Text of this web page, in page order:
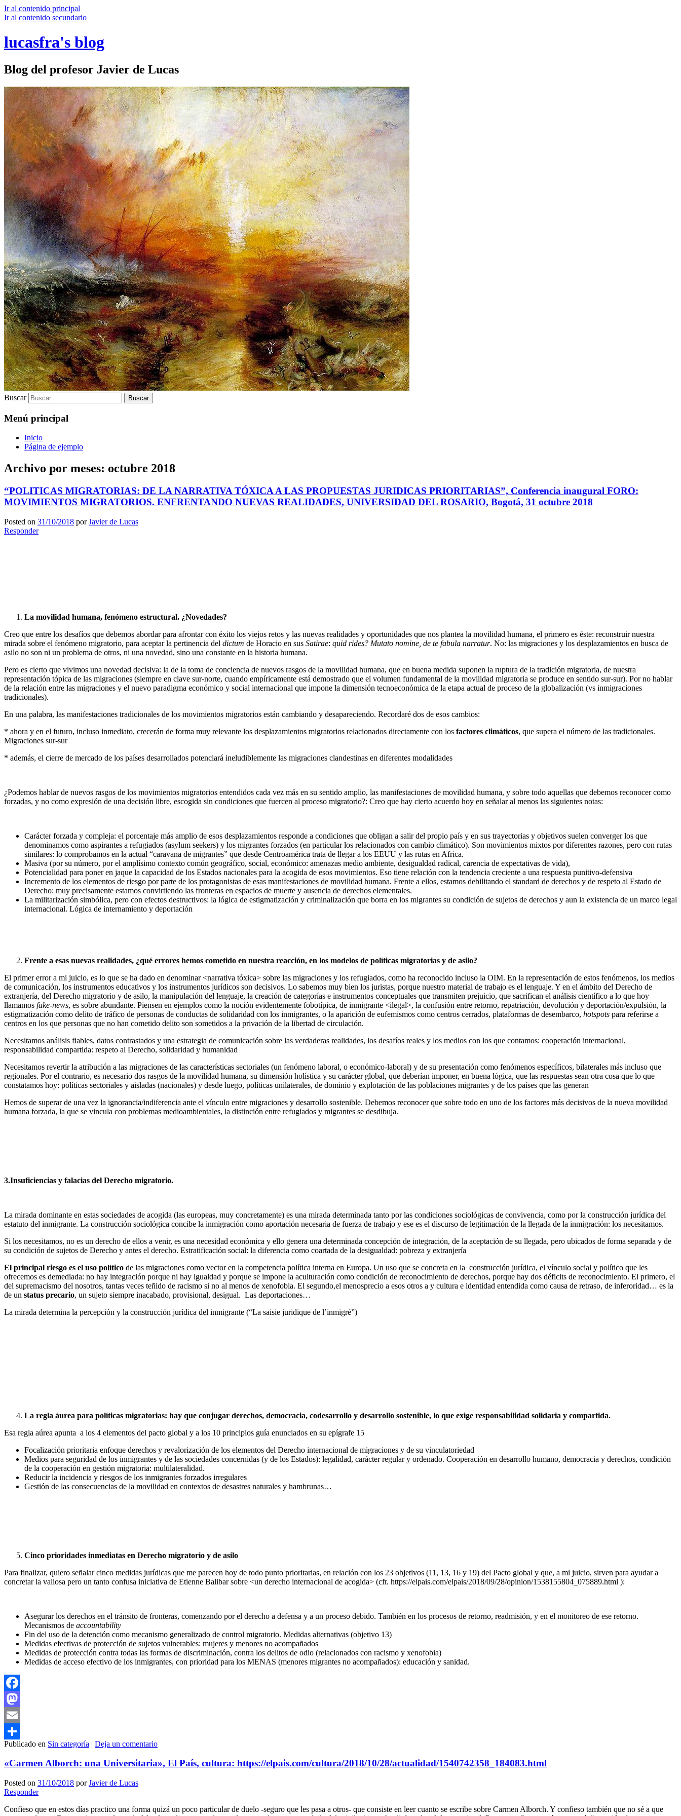
Ir al contenido principal
Ir al contenido secundario
lucasfra's blog
Blog del profesor Javier de Lucas
Buscar
Menú principal
Inicio
Página de ejemplo
Archivo por meses: octubre 2018
“POLITICAS MIGRATORIAS: DE LA NARRATIVA TÓXICA A LAS PROPUESTAS JURIDICAS PRIORITARIAS”, Conferencia inaugural FORO:
MOVIMIENTOS MIGRATORIOS. ENFRENTANDO NUEVAS REALIDADES, UNIVERSIDAD DEL ROSARIO, Bogotá, 31 octubre 2018
Posted on 31/10/2018 porJavier de Lucas
Responder
La movilidad humana, fenómeno estructural. ¿Novedades?
Creo que entre los desafíos que debemos abordar para afrontar con éxito los viejos retos y las nuevas realidades y oportunidades que nos plantea la movilidad humana, el primero es éste: reconstruir nuestra
mirada sobre el fenómeno migratorio, para aceptar la pertinencia del dictum de Horacio en sus Satirae: quid rides? Mutato nomine, de te fabula narratur. No: las migraciones y los desplazamientos en busca de
asilo no son ni un problema de otros, ni una novedad, sino una constante en la historia humana.
Pero es cierto que vivimos una novedad decisiva: la de la toma de conciencia de nuevos rasgos de la movilidad humana, que en buena medida suponen la ruptura de la tradición migratoria, de nuestra
representación tópica de las migraciones (siempre en clave sur-norte, cuando empíricamente está demostrado que el volumen fundamental de la movilidad migratoria se produce en sentido sur-sur). Por no hablar
de la relación entre las migraciones y el nuevo paradigma económico y social internacional que impone la dimensión tecnoeconómica de la etapa actual de proceso de la globalización (vs inmigraciones
tradicionales).
En una palabra, las manifestaciones tradicionales de los movimientos migratorios están cambiando y desapareciendo. Recordaré dos de esos cambios:
* ahora y en el futuro, incluso inmediato, crecerán de forma muy relevante los desplazamientos migratorios relacionados directamente con los factores climáticos, que supera el número de las tradicionales.
Migraciones sur-sur
* además, el cierre de mercado de los países desarrollados potenciará ineludiblemente las migraciones clandestinas en diferentes modalidades
¿Podemos hablar de nuevos rasgos de los movimientos migratorios entendidos cada vez más en su sentido amplio, las manifestaciones de movilidad humana, y sobre todo aquellas que debemos reconocer como
forzadas, y no como expresión de una decisión libre, escogida sin condiciones que fuercen al proceso migratorio?: Creo que hay cierto acuerdo hoy en señalar al menos las siguientes notas:
Carácter forzada y compleja: el porcentaje más amplio de esos desplazamientos responde a condiciones que obligan a salir del propio país y en sus trayectorias y objetivos suelen converger los que
denominamos como aspirantes a refugiados (asylum seekers) y los migrantes forzados (en particular los relacionados con cambio climático). Son movimientos mixtos por diferentes razones, pero con rutas
similares: lo comprobamos en la actual “caravana de migrantes” que desde Centroamérica trata de llegar a los EEUU y las rutas en Africa.
Masiva (por su número, por el amplísimo contexto común geográfico, social, económico: amenazas medio ambiente, desigualdad radical, carencia de expectativas de vida),
Potencialidad para poner en jaque la capacidad de los Estados nacionales para la acogida de esos movimientos. Eso tiene relación con la tendencia creciente a una respuesta punitivo-defensiva
Incremento de los elementos de riesgo por parte de los protagonistas de esas manifestaciones de movilidad humana. Frente a ellos, estamos debilitando el standard de derechos y de respeto al Estado de
Derecho: muy precisamente estamos convirtiendo las fronteras en espacios de muerte y ausencia de derechos elementales.
La militarización simbólica, pero con efectos destructivos: la lógica de estigmatización y criminalización que borra en los migrantes su condición de sujetos de derechos y aun la existencia de un marco legal
internacional. Lógica de internamiento y deportación
Frente a esas nuevas realidades, ¿qué errores hemos cometido en nuestra reacción, en los modelos de políticas migratorias y de asilo?
El primer error a mi juicio, es lo que se ha dado en denominar <narrativa tóxica> sobre las migraciones y los refugiados, como ha reconocido incluso la OIM. En la representación de estos fenómenos, los medios
de comunicación, los instrumentos educativos y los instrumentos jurídicos son decisivos. Lo sabemos muy bien los juristas, porque nuestro material de trabajo es el lenguaje. Y en el ámbito del Derecho de
extranjería, del Derecho migratorio y de asilo, la manipulación del lenguaje, la creación de categorías e instrumentos conceptuales que transmiten prejuicio, que sacrifican el análisis científico a lo que hoy
llamamos fake-news, es sobre abundante. Piensen en ejemplos como la noción evidentemente fobotípica, de inmigrante <ilegal>, la confusión entre retorno, repatriación, devolución y deportación/expulsión, la
estigmatización como delito de tráfico de personas de conductas de solidaridad con los inmigrantes, o la aparición de eufemismos como centros cerrados, plataformas de desembarco, hotspots para referirse a
centros en los que personas que no han cometido delito son sometidos a la privación de la libertad de circulación.
Necesitamos análisis fiables, datos contrastados y una estrategia de comunicación sobre las verdaderas realidades, los desafíos reales y los medios con los que contamos: cooperación internacional,
responsabilidad compartida: respeto al Derecho, solidaridad y humanidad
Necesitamos revertir la atribución a las migraciones de las características sectoriales (un fenómeno laboral, o económico-laboral) y de su presentación como fenómenos específicos, bilaterales más incluso que
regionales. Por el contrario, es necesario dos rasgos de la movilidad humana, su dimensión holística y su carácter global, que deberían imponer, en buena lógica, que las respuestas sean otra cosa que lo que
constatamos hoy: políticas sectoriales y aisladas (nacionales) y desde luego, políticas unilaterales, de dominio y explotación de las poblaciones migrantes y de los países que las generan
Hemos de superar de una vez la ignorancia/indiferencia ante el vínculo entre migraciones y desarrollo sostenible. Debemos reconocer que sobre todo en uno de los factores más decisivos de la nueva movilidad
humana forzada, la que se vincula con problemas medioambientales, la distinción entre refugiados y migrantes se desdibuja.
3.Insuficiencias y falacias del Derecho migratorio.
La mirada dominante en estas sociedades de acogida (las europeas, muy concretamente) es una mirada determinada tanto por las condiciones sociológicas de convivencia, como por la construcción jurídica del
estatuto del inmigrante. La construcción sociológica concibe la inmigración como aportación necesaria de fuerza de trabajo y ese es el discurso de legitimación de la llegada de la inmigración: los necesitamos.
Si los necesitamos, no es un derecho de ellos a venir, es una necesidad económica y ello genera una determinada concepción de integración, de la aceptación de su llegada, pero ubicados de forma separada y de
su condición de sujetos de Derecho y antes el derecho. Estratificación social: la diferencia como coartada de la desigualdad: pobreza y extranjería
El principal riesgo es el uso político de las migraciones como vector en la competencia política interna en Europa. Un uso que se concreta en la construcción jurídica, el vínculo social y político que les
ofrecemos es demediada: no hay integración porque ni hay igualdad y porque se impone la aculturación como condición de reconocimiento de derechos, porque hay dos déficits de reconocimiento. El primero, el
del supremacismo del nosotros, tantas veces teñido de racismo si no al menos de xenofobia. El segundo,el menosprecio a esos otros a y cultura e identidad entendida como causa de retraso, de inferoridad… es la
de un status precario, un sujeto siempre inacabado, provisional, desigual. Las deportaciones…
La mirada determina la percepción y la construcción jurídica del inmigrante (“La saisie juridique de l’inmigré”)
La regla áurea para políticas migratorias: hay que conjugar derechos, democracia, codesarrollo y desarrollo sostenible, lo que exige responsabilidad solidaria y compartida.
Esa regla aúrea apunta a los 4 elementos del pacto global y a los 10 principios guía enunciados en su epígrafe 15
Focalización prioritaria enfoque derechos y revalorización de los elementos del Derecho internacional de migraciones y de su vinculatoriedad
Medios para seguridad de los inmigrantes y de las sociedades concernidas (y de los Estados): legalidad, carácter regular y ordenado. Cooperación en desarrollo humano, democracia y derechos, condición
de la cooperación en gestión migratoria: multilateralidad.
Reducir la incidencia y riesgos de los inmigrantes forzados irregulares
Gestión de las consecuencias de la movilidad en contextos de desastres naturales y hambrunas…
Cinco prioridades inmediatas en Derecho migratorio y de asilo
Para finalizar, quiero señalar cinco medidas jurídicas que me parecen hoy de todo punto prioritarias, en relación con los 23 objetivos (11, 13, 16 y 19) del Pacto global y que, a mi juicio, sirven para ayudar a
concretar la valiosa pero un tanto confusa iniciativa de Etienne Balibar sobre <un derecho internacional de acogida> (cfr. https://elpais.com/elpais/2018/09/28/opinion/1538155804_075889.html ):
Asegurar los derechos en el tránsito de fronteras, comenzando por el derecho a defensa y a un proceso debido. También en los procesos de retorno, readmisión, y en el monitoreo de ese retorno.
Mecanismos de accountability
Fin del uso de la detención como mecanismo generalizado de control migratorio. Medidas alternativas (objetivo 13)
Medidas efectivas de protección de sujetos vulnerables: mujeres y menores no acompañados
Medidas de protección contra todas las formas de discriminación, contra los delitos de odio (relacionados con racismo y xenofobia)
Medidas de acceso efectivo de los inmigrantes, con prioridad para los MENAS (menores migrantes no acompañados): educación y sanidad.
Facebook
Mastodon
Email
Compartir
Publicado en Sin categoría | Deja un comentario
«Carmen Alborch: una Universitaria», El País, cultura: https://elpais.com/cultura/2018/10/28/actualidad/1540742358_184083.html
Posted on 31/10/2018 porJavier de Lucas
Responder
Confieso que en estos días practico una forma quizá un poco particular de duelo -seguro que les pasa a otros- que consiste en leer cuanto se escribe sobre Carmen Alborch. Y confieso también que no sé a que